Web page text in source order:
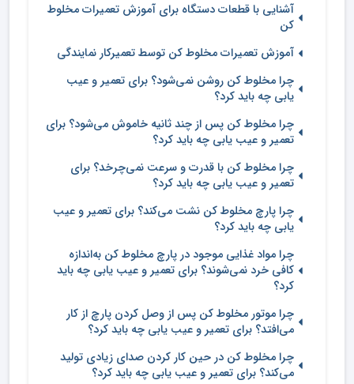
آشنایی با قطعات دستگاه برای آموزش تعمیرات مخلوط
کن
آموزش تعمیرات مخلوط کن توسط تعمیرکار نمایندگی
چرا مخلوط کن روشن نمی‌شود؟ برای تعمیر و عیب
یابی چه باید کرد؟
چرا مخلوط کن پس از چند ثانیه خاموش می‌شود؟ برای
تعمیر و عیب یابی چه باید کرد؟
چرا مخلوط کن با قدرت و سرعت نمی‌چرخد؟ برای
تعمیر و عیب یابی چه باید کرد؟
چرا پارچ مخلوط کن نشت می‌کند؟ برای تعمیر و عیب
یابی چه باید کرد؟
چرا مواد غذایی موجود در پارچ مخلوط کن به‌اندازه
کافی خرد نمی‌شوند؟ برای تعمیر و عیب یابی چه باید
کرد؟
چرا موتور مخلوط کن پس از وصل کردن پارچ از کار
می‌افتد؟ برای تعمیر و عیب یابی چه باید کرد؟
چرا مخلوط کن در حین کار کردن صدای زیادی تولید
می‌کند؟ برای تعمیر و عیب یابی چه باید کرد؟